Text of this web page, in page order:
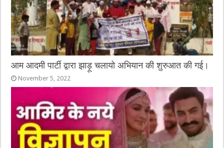
आम आदमी पार्टी द्वारा झाड़ू चलायो अभियान की शुरुआत की गई।
November 5, 2022